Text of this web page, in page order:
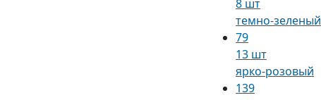
8 шт
темно-зеленый
79
13 шт
ярко-розовый
139